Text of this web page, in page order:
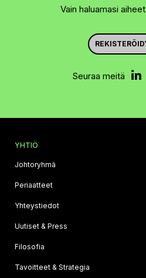
Vain haluamasi
Seuraa meitä
YHTIÖ
Johtoryhmä
Periaatteet
Yhteystiedot
Uutiset & Press
Filosofia
Tavoitteet & Strategia